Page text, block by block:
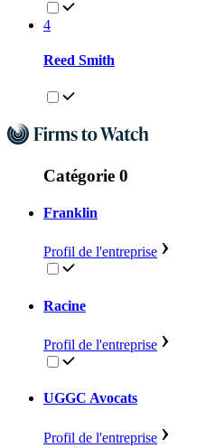
4
Reed Smith
Catégorie 0
Franklin
Profil de l'entreprise
Racine
Profil de l'entreprise
UGGC Avocats
Profil de l'entreprise